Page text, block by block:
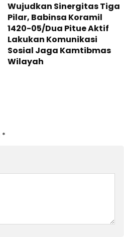
Wujudkan Sinergitas Tiga
Pilar, Babinsa Koramil
1420-05/Dua Pitue Aktif
Lakukan Komunikasi
Sosial Jaga Kamtibmas
Wilayah
*